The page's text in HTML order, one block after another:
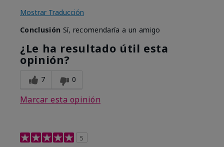
Mostrar Traducción
Conclusión Sí, recomendaría a un amigo
¿Le ha resultado útil esta
opinión?
7 0
Marcar esta opinión
5